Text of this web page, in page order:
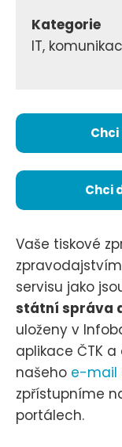
Kategorie
IT,
Chci
Vaše tiskové
servisu jako
státní správa
uloženy v
aplikace ČTK
našeho e-mail
zpřístupníme
portálech.